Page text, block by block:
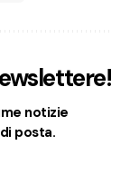
notizie
posta.